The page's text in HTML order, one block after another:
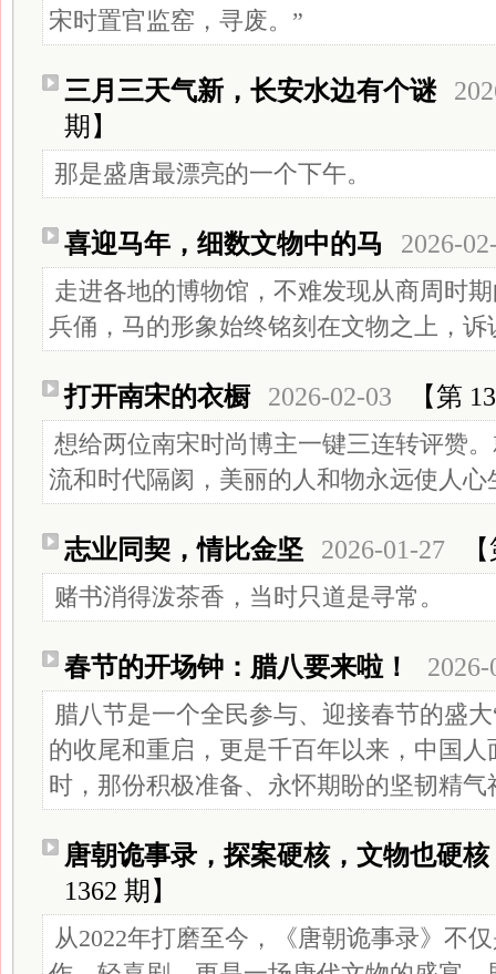
宋时置官监窑，寻废。”
三月三天气新，长安水边有个谜
期】
那是盛唐最漂亮的一个下午。
喜迎马年，细数文物中的马 2026-
走进各地的博物馆，不难发现从商周时
兵俑，马的形象始终铭刻在文物之上，
打开南宋的衣橱 2026-02-03 【第
想给两位南宋时尚博主一键三连转评赞
流和时代隔阂，美丽的人和物永远使人心
志业同契，情比金坚 2026-01-27
赌书消得泼茶香，当时只道是寻常。
春节的开场钟：腊八要来啦！
腊八节是一个全民参与、迎接春节的盛
的收尾和重启，更是千百年以来，中国
时，那份积极准备、永怀期盼的坚韧精气
唐朝诡事录，探案硬核，文物也硬核
1362 期】
从2022年打磨至今，《唐朝诡事录》不